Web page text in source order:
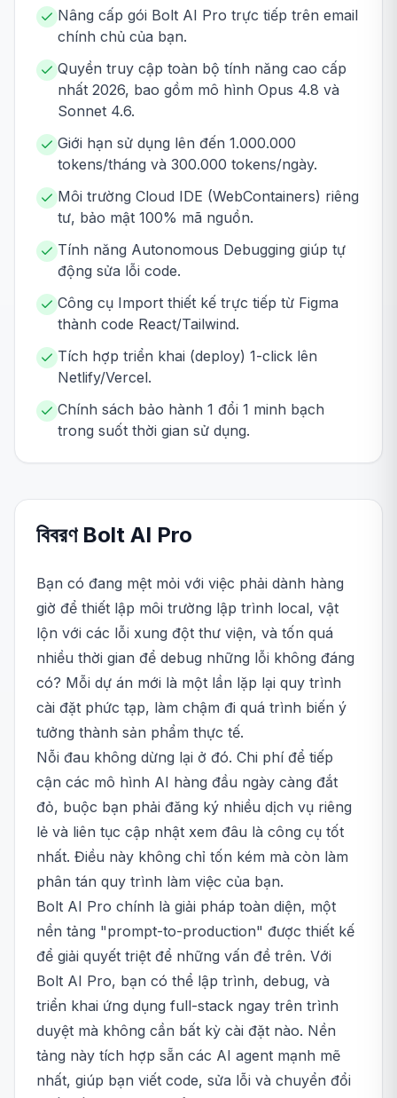
Nâng cấp gói Bolt AI Pro trực tiếp trên email
chính chủ của bạn.
Quyền truy cập toàn bộ tính năng cao cấp
nhất 2026, bao gồm mô hình Opus 4.8 và
Sonnet 4.6.
Giới hạn sử dụng lên đến 1.000.000
tokens/tháng và 300.000 tokens/ngày.
Môi trường Cloud IDE (WebContainers) riêng
tư, bảo mật 100% mã nguồn.
Tính năng Autonomous Debugging giúp tự
động sửa lỗi code.
Công cụ Import thiết kế trực tiếp từ Figma
thành code React/Tailwind.
Tích hợp triển khai (deploy) 1-click lên
Netlify/Vercel.
Chính sách bảo hành 1 đổi 1 minh bạch
trong suốt thời gian sử dụng.
বিবরণ Bolt AI Pro
Bạn có đang mệt mỏi với việc phải dành hàng
giờ để thiết lập môi trường lập trình local, vật
lộn với các lỗi xung đột thư viện, và tốn quá
nhiều thời gian để debug những lỗi không đáng
có? Mỗi dự án mới là một lần lặp lại quy trình
cài đặt phức tạp, làm chậm đi quá trình biến ý
tưởng thành sản phẩm thực tế.
Nỗi đau không dừng lại ở đó. Chi phí để tiếp
cận các mô hình AI hàng đầu ngày càng đắt
đỏ, buộc bạn phải đăng ký nhiều dịch vụ riêng
lẻ và liên tục cập nhật xem đâu là công cụ tốt
nhất. Điều này không chỉ tốn kém mà còn làm
phân tán quy trình làm việc của bạn.
Bolt AI Pro chính là giải pháp toàn diện, một
nền tảng "prompt-to-production" được thiết kế
để giải quyết triệt để những vấn đề trên. Với
Bolt AI Pro, bạn có thể lập trình, debug, và
triển khai ứng dụng full-stack ngay trên trình
duyệt mà không cần bất kỳ cài đặt nào. Nền
tảng này tích hợp sẵn các AI agent mạnh mẽ
nhất, giúp bạn viết code, sửa lỗi và chuyển đổi